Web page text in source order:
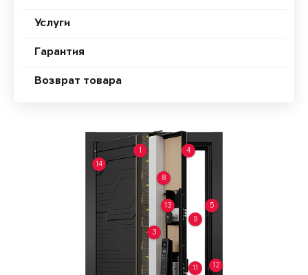
Услуги
Гарантия
Возврат товара
1
3
4
5
8
9
11 12
13
14